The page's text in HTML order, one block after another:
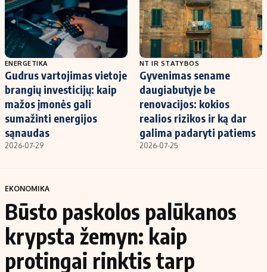
ENERGETIKA
Gudrus vartojimas vietoje
brangių investicijų: kaip
mažos įmonės gali
sumažinti energijos
sąnaudas
2026-07-29
NT IR STATYBOS
Gyvenimas sename
daugiabutyje be
renovacijos: kokios
realios rizikos ir ką dar
galima padaryti patiems
2026-07-25
EKONOMIKA
Būsto paskolos palūkanos
krypsta žemyn: kaip
protingai rinktis tarp